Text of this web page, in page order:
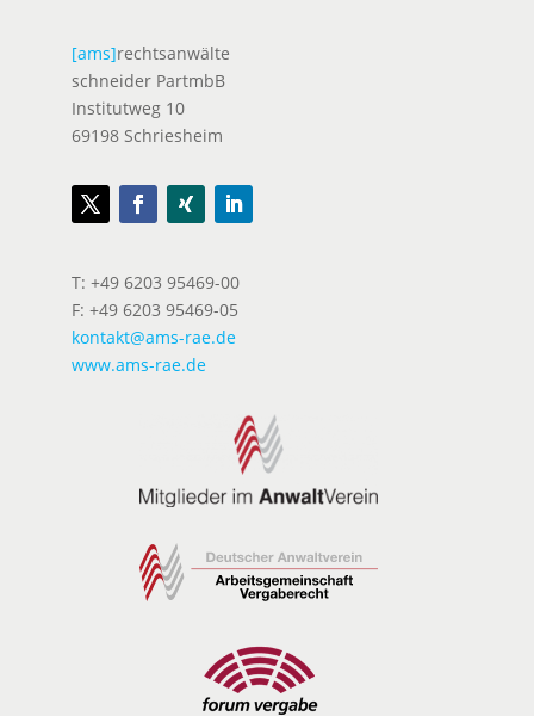
[ams]rechtsanwälte
schneider PartmbB
Institutweg 10
69198 Schriesheim
T: +49 6203 95469-00
F: +49 6203 95469-05
kontakt@ams-rae.de
www.ams-rae.de